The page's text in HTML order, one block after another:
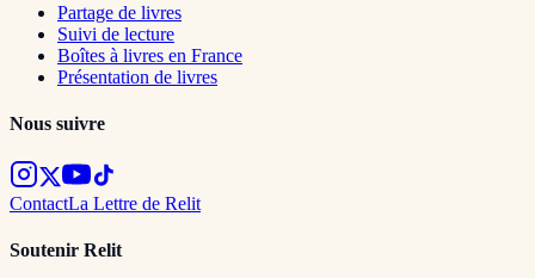
Partage de livres
Suivi de lecture
Boîtes à livres en France
Présentation de livres
Nous suivre
ContactLa Lettre de Relit
Soutenir Relit